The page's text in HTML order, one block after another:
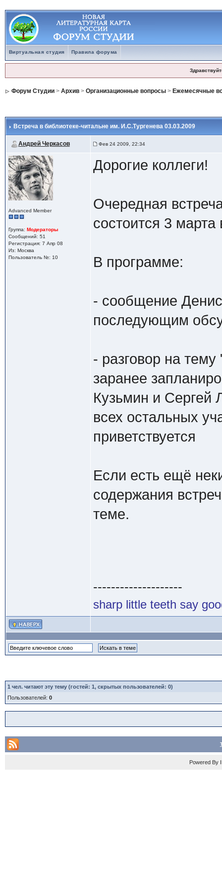
Виртуальная студия Правила форума
Форум Студии> Архив> Организационные вопросы> Ежемесячные
Встреча в библиотеке-читальне им. И.С.Тургенева 03.03.2009
Андрей Черкасов Фев 24 2009, 22:34
Advanced Member
Группа: Модераторы
Сообщений: 51
Регистрация: 7 Апр 08
Из: Москва
Пользователь №: 10
Дорогие коллеги!
Очередная
состоится 3 марта
В программе:
- сообщение
последующим
- разговор на
заранее
Кузьмин и Сергей
всех остальных
приветствуется
Если есть ещё
содержания
теме.
--------------------
sharp little teeth say
1 чел. читают эту тему (гостей: 1, скрытых пользователей: 0)
Пользователей: 0
Powered By